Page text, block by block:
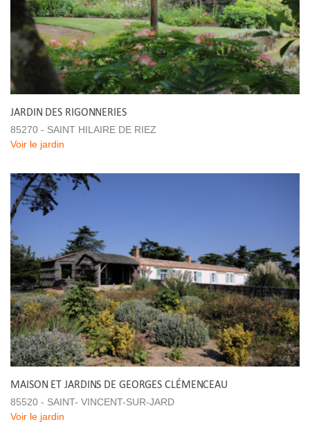
JARDIN DES RIGONNERIES
85270 - SAINT HILAIRE DE RIEZ
Voir le jardin
MAISON ET JARDINS DE GEORGES CLÉMENCEAU
85520 - SAINT- VINCENT-SUR-JARD
Voir le jardin